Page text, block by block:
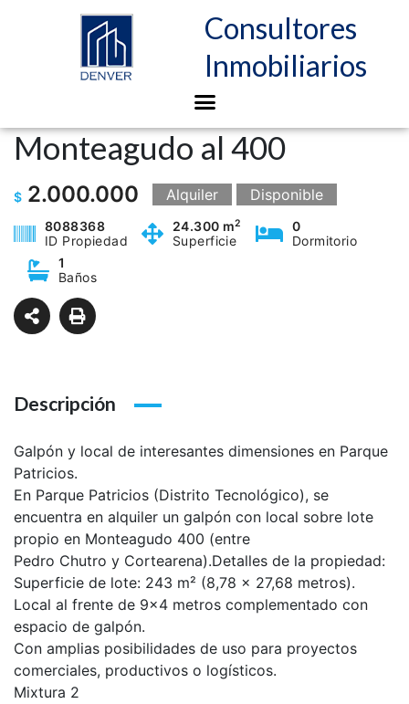
Consultores
Inmobiliarios
Monteagudo al 400
$ 2.000.000 Alquiler Disponible
8088368
ID Propiedad
24.300 m2
Superficie
0
Dormitorio
1
Baños
Descripción
Galpón y local de interesantes dimensiones en Parque
Patricios.
En Parque Patricios (Distrito Tecnológico), se
encuentra en alquiler un galpón con local sobre lote
propio en Monteagudo 400 (entre
Pedro Chutro y Cortearena).Detalles de la propiedad:
Superficie de lote: 243 m² (8,78 x 27,68 metros).
Local al frente de 9×4 metros complementado con
espacio de galpón.
Con amplias posibilidades de uso para proyectos
comerciales, productivos o logísticos.
Mixtura 2